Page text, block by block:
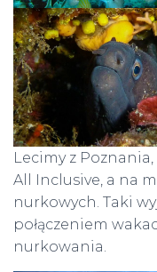
Lecimy z
All Inclusive, a na
nurkowych. Taki
połączeniem
nurkowania.